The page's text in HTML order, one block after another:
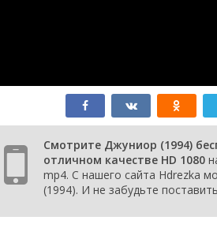
Смотрите Джуниор (1994)
отличном качестве HD 1080
mp4. С нашего сайта Hdrezka
(1994). И не забудьте